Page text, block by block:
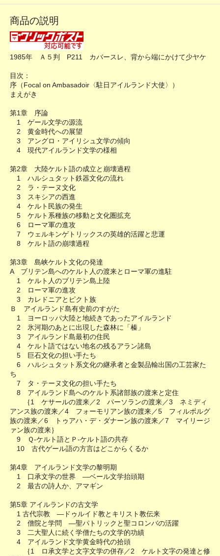
商品の説明
1985年 Ａ５判 P211 カバースレ、背から端にかけて少ヤケ
目次：
序（Focal on Ambasadoir〈駐日アイルランド大使〉）
まえがき
第1章 序論
1 ゲール文学の源流
2 黄金時代への展望
3 アングロ・アイリシュ文学の傾向
4 現代アイルランド文学の様相
第2章 大陸ケルト語の成立と崩壊過程
1 ハルシュタット鉄器文化の流れ
2 ラ・テーヌ文化
3 スキシアの西進
4 ケルト民族の発生
5 ケルト系種族の移動と文化圏拡充
6 ローマ軍の進攻
7 ウェルキンゲトリックスの英雄的活躍と悲運
8 ケルト語の崩壊過程
第3章 島峡ケルト文化の発達
A ブリテン島へのケルト人の渡来とローマ軍の進駐
1 ケルト人のブリテン島上陸
2 ローマ軍の進攻
3 カレドニアとピクト族
Ｂ アイルランド島有史前のすがた
1 ヨーロッパ大陸と地続きであったアイルランド
2 氷河期のあとに出現した森林に「榛」
3 アイルランド島最初の住民
4 ケルト語ではない地名の残るアラン諸島
5 巨石文化の担い手たち
6 ハルシュタット系文化の継承者と金製品輸出国の工芸家た
ち
7 タ・テーヌ文化の担い手たち
8 アイルランド島へのケルト系諸部族の渡来と定住
｛1 ケサールの渡来／2 パーソランの渡来／3 ネミディ
アンス族の渡来／4 フォーモリアン族の渡来／5 フィルボルグ
族の渡来／6 トゥアハ・デ・ダナーン族の渡来／7 マイリージ
ァン族の渡来｝
9 Ｑ-ケルト語とＰ-ケルト語の共存
10 古代ゲール語の方言はどこからくるか
第4章 アイルランド文学の黎明期
1 口承文学の世界 ―ベール文学抬頭期
2 最古の詩人か、アマギン
第5章 アイルランドの古文学
1 古代宗教 ―ドゥルイド教とキリスト教伝来
2 僧院と学問 ―聖パトリックと聖コロンバの活躍
3 二大聖人に続く学僧たちの文学的功績
4 アイルランド文学黄金時代の拾頭
｛1 ロ承文学と文字文学の併存／2 ケルト文字の発達と修